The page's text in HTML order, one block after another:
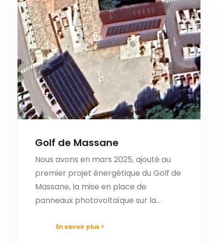
Golf de Massane
Nous avons en mars 2025, ajouté au
premier projet énergétique du Golf de
Massane, la mise en place de
panneaux photovoltaïque sur la…
En savoir plus >